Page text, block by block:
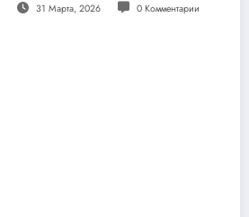
31 Марта, 2026 0 Комментарии